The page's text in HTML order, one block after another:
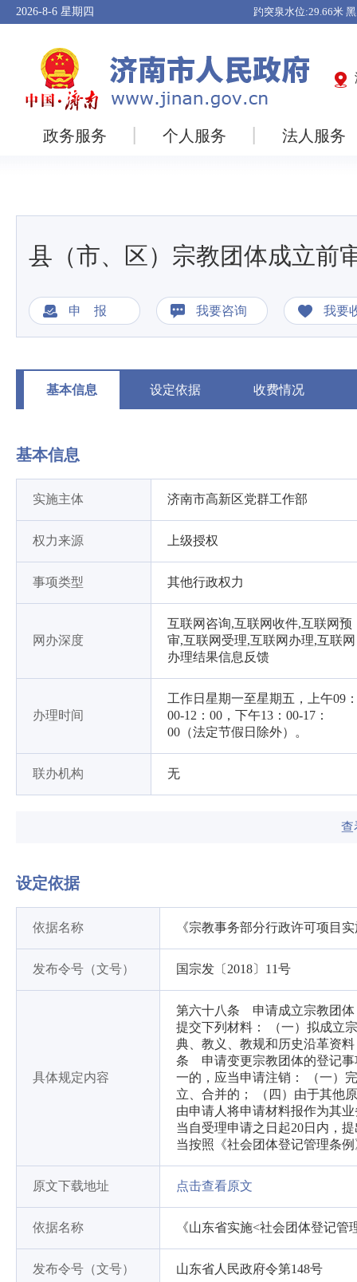
2026-8-6 星期四
政务服务 个人服务 法人服务
县（市、区）宗教团体成立前
申 报 我要咨询 我要
基本信息 设定依据 收费情况
基本信息
实施主体 济南市高新区党群工作部
权力来源 上级授权
事项类型 其他行政权力
网办深度
互联网咨询,互联网收件,互联网预
审,互联网受理,互联网办理,互联网
办理结果信息反馈
办理时间
工作日星期一至星期五，上午09
00-12：00，下午13：00-17：
00（法定节假日除外）。
联办机构 无
查
设定依据
依据名称 《宗教事务部分行政许可项目
发布令号（文号） 国宗发〔2018〕11号
具体规定内容
第六十八条 申请成立宗教团体
提交下列材料： （一）拟成立
典、教义、教规和历史沿革资
条 申请变更宗教团体的登记
一的，应当申请注销： （一）
立、合并的； （四）由于其他
由申请人将申请材料报作为其
当自受理申请之日起20日内，
当按照《社会团体登记管理条
原文下载地址 点击查看原文
依据名称 《山东省实施<社会团体登记管
发布令号（文号） 山东省人民政府令第148号